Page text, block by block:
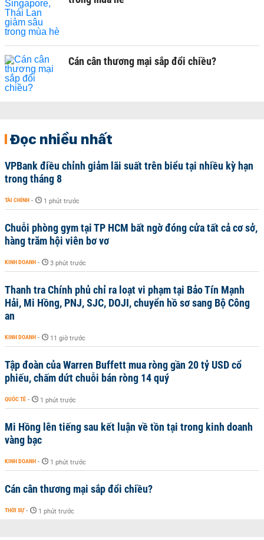
Cán cân thương mại sắp đổi chiều?
Đọc nhiều nhất
VPBank điều chỉnh giảm lãi suất trên biểu tại nhiều kỳ hạn
trong tháng 8
TÀI CHÍNH - 1 phút trước
Chuỗi phòng gym tại TP HCM bất ngờ đóng cửa tất cả cơ sở,
hàng trăm hội viên bơ vơ
KINH DOANH - 3 phút trước
Thanh tra Chính phủ chỉ ra loạt vi phạm tại Bảo Tín Mạnh
Hải, Mi Hồng, PNJ, SJC, DOJI, chuyển hồ sơ sang Bộ Công
an
KINH DOANH - 11 giờ trước
Tập đoàn của Warren Buffett mua ròng gần 20 tỷ USD cổ
phiếu, chấm dứt chuỗi bán ròng 14 quý
QUỐC TẾ - 1 phút trước
Mi Hồng lên tiếng sau kết luận về tồn tại trong kinh doanh
vàng bạc
KINH DOANH - 1 phút trước
Cán cân thương mại sắp đổi chiều?
THỜI SỰ - 1 phút trước